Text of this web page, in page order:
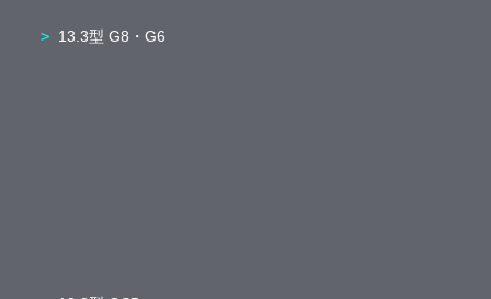
13.3型 G8・G6